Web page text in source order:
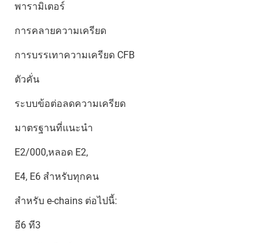
พารามิเตอร์
การคลายความเครียด
การบรรเทาความเครียด CFB
ตัวคั่น
ระบบข้อต่อลดความเครียด
มาตรฐานที่แนะนำ
E2/000,หลอด E2,
E4, E6 สำหรับทุกคน
สำหรับ e-chains ต่อไปนี้:
อี6 ที3